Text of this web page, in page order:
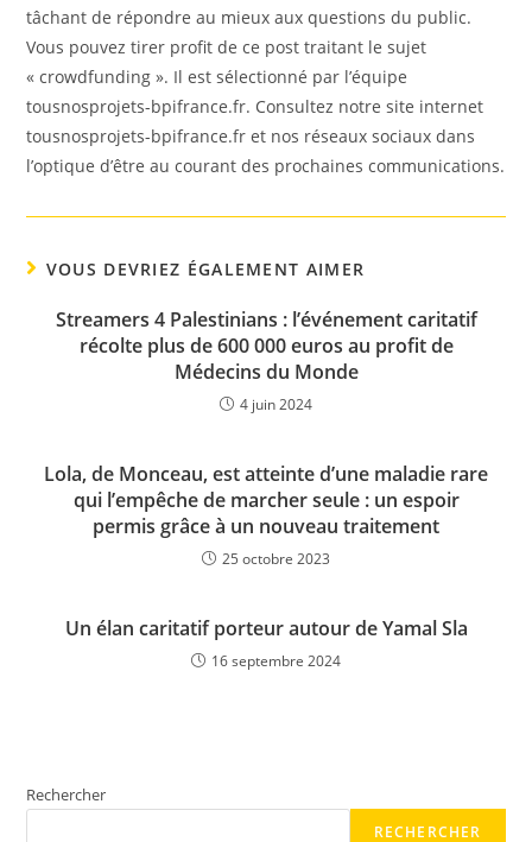
tâchant de répondre au mieux aux questions du public.
Vous pouvez tirer profit de ce post traitant le sujet
« crowdfunding ». Il est sélectionné par l’équipe
tousnosprojets-bpifrance.fr. Consultez notre site internet
tousnosprojets-bpifrance.fr et nos réseaux sociaux dans
l’optique d’être au courant des prochaines communications.
VOUS DEVRIEZ ÉGALEMENT AIMER
Streamers 4 Palestinians : l’événement caritatif
récolte plus de 600 000 euros au profit de
Médecins du Monde
4 juin 2024
Lola, de Monceau, est atteinte d’une maladie rare
qui l’empêche de marcher seule : un espoir
permis grâce à un nouveau traitement
25 octobre 2023
Un élan caritatif porteur autour de Yamal Sla
16 septembre 2024
Rechercher
RECHERCHER